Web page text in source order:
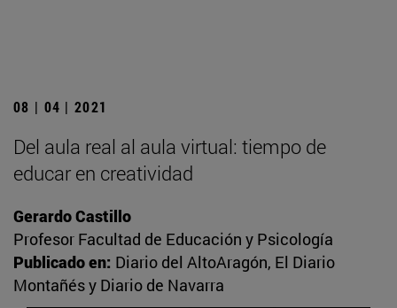
08 | 04 | 2021
Del aula real al aula virtual: tiempo de
educar en creatividad
Gerardo Castillo
Profesor Facultad de Educación y Psicología
Publicado en: Diario del AltoAragón, El Diario
Montañés y Diario de Navarra